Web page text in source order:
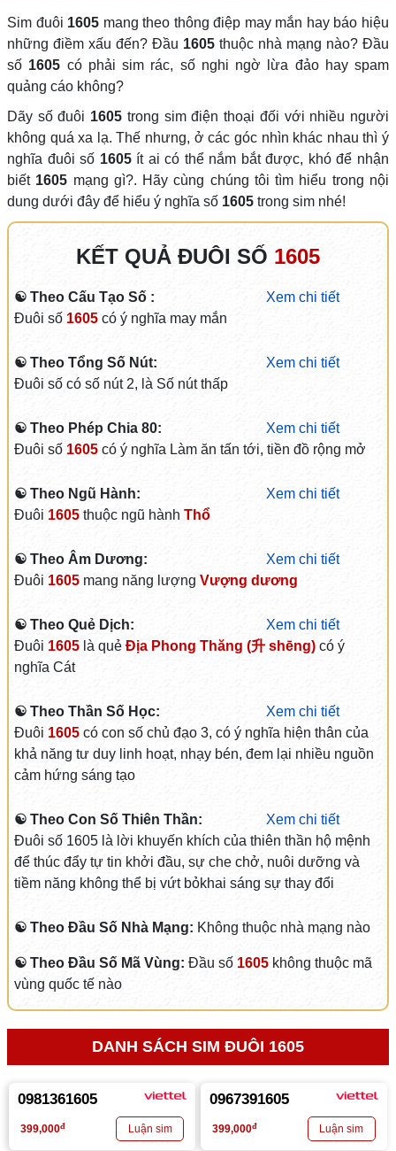
Sim đuôi 1605 mang theo thông điệp may mắn hay báo hiệu
những điềm xấu đến? Đầu 1605 thuộc nhà mạng nào? Đầu
số 1605 có phải sim rác, số nghi ngờ lừa đảo hay spam
quảng cáo không?
Dãy số đuôi 1605 trong sim điện thoại đối với nhiều người
không quá xa lạ. Thế nhưng, ở các góc nhìn khác nhau thì ý
nghĩa đuôi số 1605ít ai có thể nắm bắt được, khó để nhận
biết 1605 mạng gì?. Hãy cùng chúng tôi tìm hiểu trong nội
dung dưới đây để hiểu ý nghĩa số 1605 trong sim nhé!
KẾT QUẢ ĐUÔI SỐ 1605
☯ Theo Cấu Tạo Số :
Xem chi tiết
Đuôi số 1605có ý nghĩa may mắn
☯ Theo Tổng Số Nút:
Xem chi tiết
Đuôi số có số nút 2, là Số nút thấp
☯ Theo Phép Chia 80:
Xem chi tiết
Đuôi số 1605có ý nghĩa Làm ăn tấn tới, tiền đồ rộng mở
☯ Theo Ngũ Hành:
Xem chi tiết
Đuôi 1605thuộc ngũ hành Thổ
☯ Theo Âm Dương:
Xem chi tiết
Đuôi 1605mang năng lượng Vượng dương
☯ Theo Quẻ Dịch:
Xem chi tiết
Đuôi 1605là quẻ Địa Phong Thăng (升 shēng)có ý
nghĩa Cát
☯ Theo Thần Số Học:
Xem chi tiết
Đuôi 1605có con số chủ đạo 3, có ý nghĩa hiện thân của
khả năng tư duy linh hoạt, nhạy bén, đem lại nhiều nguồn
cảm hứng sáng tạo
☯ Theo Con Số Thiên Thần:
Xem chi tiết
Đuôi số 1605 là lời khuyến khích của thiên thần hộ mệnh
để thúc đẩy tự tin khởi đầu, sự che chở, nuôi dưỡng và
tiềm năng không thể bị vứt bỏkhai sáng sự thay đổi
☯ Theo Đầu Số Nhà Mạng: Không thuộc nhà mạng nào
☯ Theo Đầu Số Mã Vùng: Đầu số 1605không thuộc mã
vùng quốc tế nào
DANH SÁCH SIM ĐUÔI 1605
0981361605
399,000đ
0967391605
399,000đ